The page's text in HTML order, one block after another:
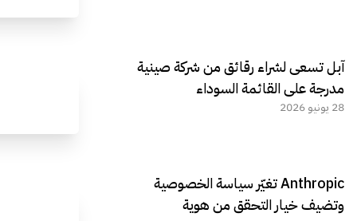
آبل تسعى لشراء رقائق من شركة صينية
مدرجة على القائمة السوداء
28 يونيو 2026
Anthropic تغيّر سياسة الخصوصية
وتضيف خيار التحقق من هوية